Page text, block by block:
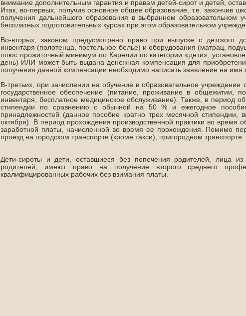
внимание дополнительным гарантия и правам детей-сирот и детей,
Итак, во-первых, получив основное общее образование, т.е. закончив
получения дальнейшего образования в выбранном
бесплатных подготовительных курсах при этом образовательном
Во-вторых, законом предусмотрено право при выпуске с детского
инвентаря (полотенца, постельное белье) и оборудования (матрац,
плюс прожиточный минимум по Карелии по категории «дети»,
день) ИЛИ может быть выдана денежная компенсация для
получения данной компенсации необходимо написать заявление на имя
В-третьих, при зачислении на обучение в образовательное
государственное обеспечение (питание, проживание в общежитии,
инвентаря, бесплатное медицинское обслуживание). Также, в период
стипендии по сравнению с обычной на 50 % и ежегодное
принадлежностей (данное пособие кратно трех месячной стипендии,
октября). В период прохождения производственной практики во время
заработной платы, начисленной во время ее прохождения. Помимо
проезд на городском транспорте (кроме такси), пригородном транспорте.
Дети-сироты и дети, оставшиеся без попечения родителей, лица
родителей, имеют право на получение второго среднего
квалифицированных рабочих без взимания платы.